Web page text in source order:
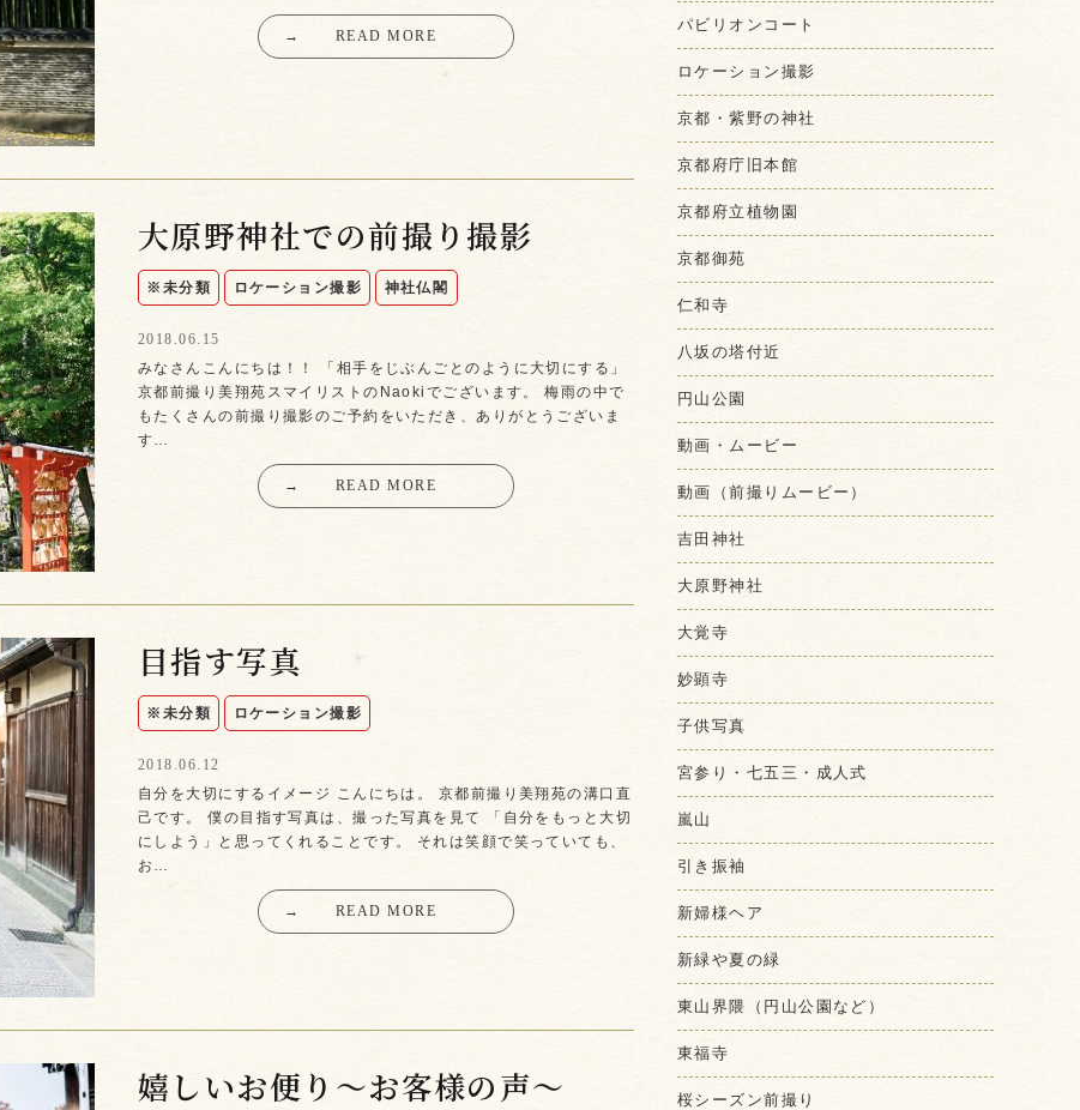
→ READ MORE
大原野神社での前撮り撮影
※未分類 ロケーション撮影 神社仏閣
2018.06.15
みなさんこんにちは！！ 「相手をじぶんごとのように大切にする」
京都前撮り美翔苑スマイリストのNaokiでございます。 梅雨の中で
もたくさんの前撮り撮影のご予約をいただき、ありがとうございま
す…
→ READ MORE
目指す写真
※未分類 ロケーション撮影
2018.06.12
自分を大切にするイメージ こんにちは。 京都前撮り美翔苑の溝口直
己です。 僕の目指す写真は、撮った写真を見て 「自分をもっと大切
にしよう」と思ってくれることです。 それは笑顔で笑っていても、
お…
→ READ MORE
嬉しいお便り〜お客様の声〜
パビリオンコート
ロケーション撮影
京都・紫野の神社
京都府庁旧本館
京都府立植物園
京都御苑
仁和寺
八坂の塔付近
円山公園
動画・ムービー
動画（前撮りムービー）
吉田神社
大原野神社
大覚寺
妙顕寺
子供写真
宮参り・七五三・成人式
嵐山
引き振袖
新婦様ヘア
新緑や夏の緑
東山界隈（円山公園など）
東福寺
桜シーズン前撮り